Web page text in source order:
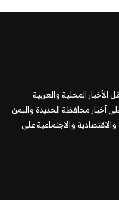
المحلية والعربية
أخبار محافظة الحديدة واليمن
والاجتماعية على